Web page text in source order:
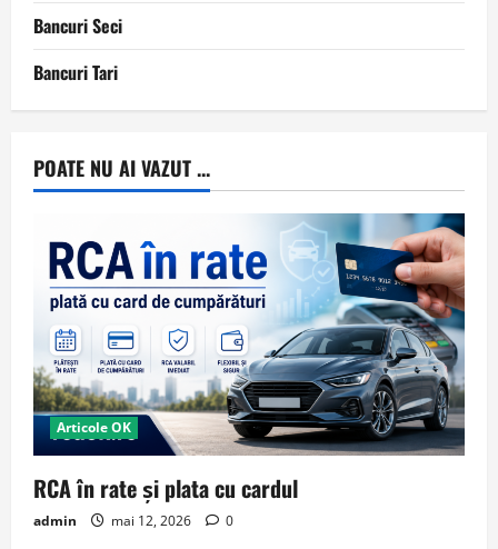
Bancuri Seci
Bancuri Tari
POATE NU AI VAZUT ...
Articole OK
RCA în rate și plata cu cardul
admin mai 12, 2026 0